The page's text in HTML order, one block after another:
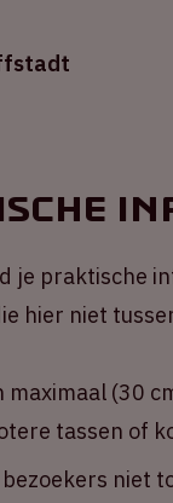
je praktische
hier niet
maximaal (30
tassen of
niet